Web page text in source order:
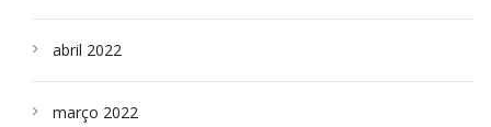
abril 2022
março 2022